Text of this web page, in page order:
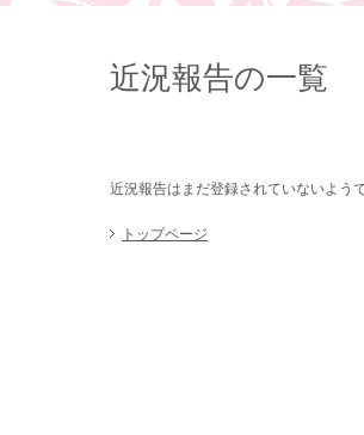
近況報告の一覧
近況報告はまだ登録されていないようで
トップページ